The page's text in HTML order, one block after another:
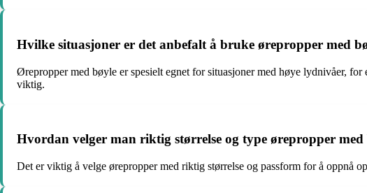
Hvilke situasjoner er det anbefalt å bruke ørepropper med
Ørepropper med bøyle er spesielt egnet for situasjoner med høye lydnivåer,
viktig.
Hvordan velger man riktig størrelse og type ørepropper med
Det er viktig å velge ørepropper med riktig størrelse og passform for å oppnå